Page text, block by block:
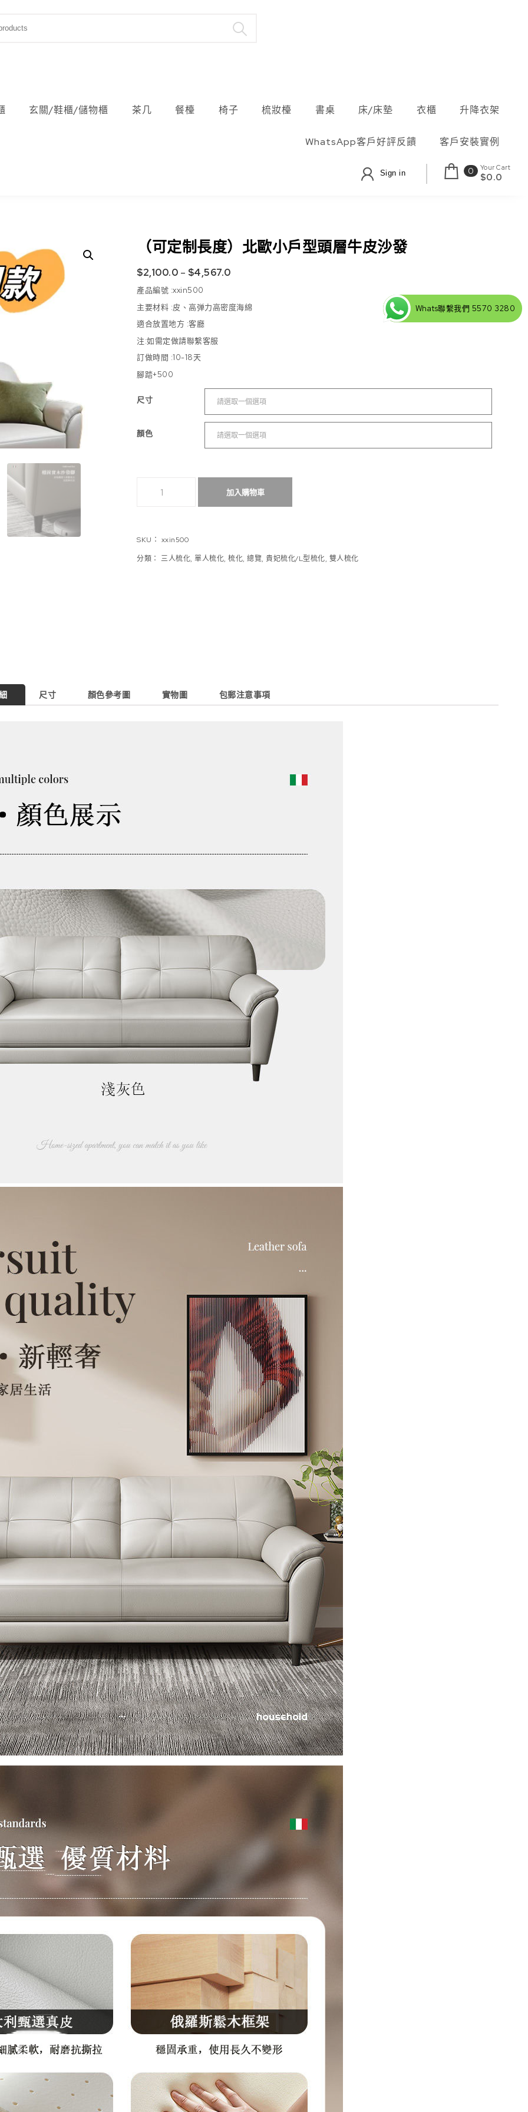
玄關/鞋櫃/儲物櫃 茶几 餐檯 椅子 梳妝檯 書桌 床/床墊 衣櫃 升降衣架
WhatsApp客戶好評反饋 客戶安裝實例
Sign in 0 Your Cart
$0.0
（可定制長度）北歐小戶型頭層牛皮沙發
$2,100.0 – $4,567.0
產品編號 :xxin500
主要材料 :皮、高弹力高密度海綿
適合放置地方 :客廳
注:如需定做請聯繫客服
訂做時間 :10-18天
腳踏+500
尺寸
顏色
加入購物車
SKU： xxin500
分類：三人梳化,單人梳化,梳化,總覽,貴妃梳化/L型梳化, 雙人梳化
尺寸 顏色參考圖 實物圖 包郵注意事項
Whats聯繫我們 5570 3280